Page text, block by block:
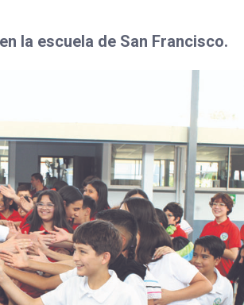
la escuela de San Francisco.